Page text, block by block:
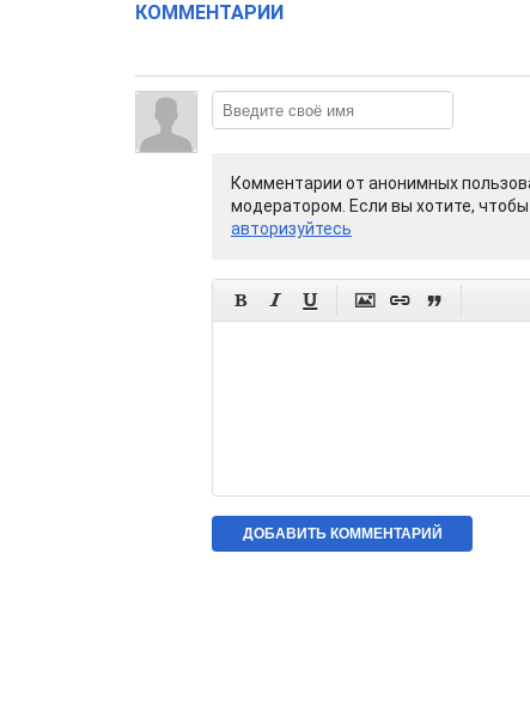
КОММЕНТАРИИ
Комментарии от анонимных
модератором. Если вы хотите,
авторизуйтесь
     